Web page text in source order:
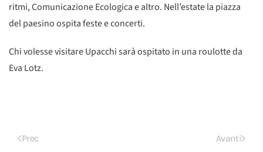
ritmi, Comunicazione Ecologica e altro. Nell’estate la piazza
del paesino ospita feste e concerti.
Chi volesse visitare Upacchi sarà ospitato in una roulotte da
Eva Lotz.
Prec Avanti